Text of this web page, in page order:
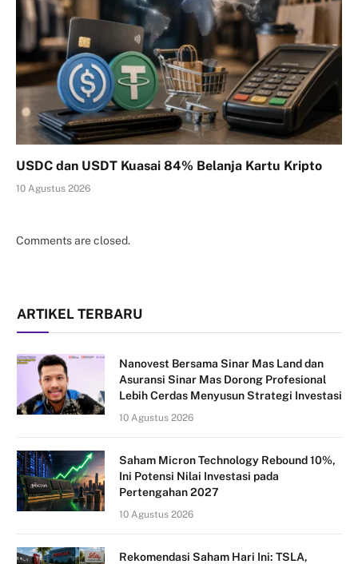
USDC dan USDT Kuasai 84% Belanja Kartu Kripto
10 Agustus 2026
Comments are closed.
ARTIKEL TERBARU
Nanovest Bersama Sinar Mas Land dan
Asuransi Sinar Mas Dorong Profesional
Lebih Cerdas Menyusun Strategi Investasi
10 Agustus 2026
Saham Micron Technology Rebound 10%,
Ini Potensi Nilai Investasi pada
Pertengahan 2027
10 Agustus 2026
Rekomendasi Saham Hari Ini: TSLA,